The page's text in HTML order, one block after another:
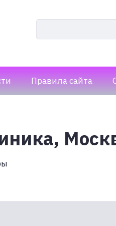
Правила сайта